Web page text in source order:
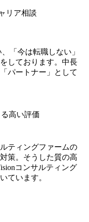
リア相談
「今は転職しない」
しております。中長
パートナー」として
高い評価
ティングファームの
策。そうした質の高
コンサルティング
ています。